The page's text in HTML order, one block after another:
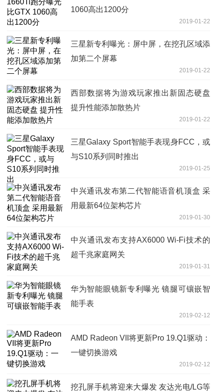
1060高出1200分
2019-01-22
三星新专利曝光：屏中屏，在挖孔区域添
加第二个屏幕
2019-01-22
西部数据将为游戏玩家推出新固态硬盘
提升性能添加散热片
2019-01-22
三星Galaxy Sport智能手表现身FCC，或
与S10系列同时推出
2019-01-25
中兴通讯发布第二代智能语音机顶盒 采
用最新64位架构芯片
2019-01-30
中兴通讯发布支持AX6000 Wi-Fi技术的
超千兆家庭网关
2019-01-31
华为智能眼镜新专利曝光 镜腿可镶嵌智
能手表
2019-02-12
AMD Radeon VII将更新Pro 19.Q1驱动：
一键切换游戏
2019-02-12
挖孔屏手机将迎来大爆发 友达光电/LG等